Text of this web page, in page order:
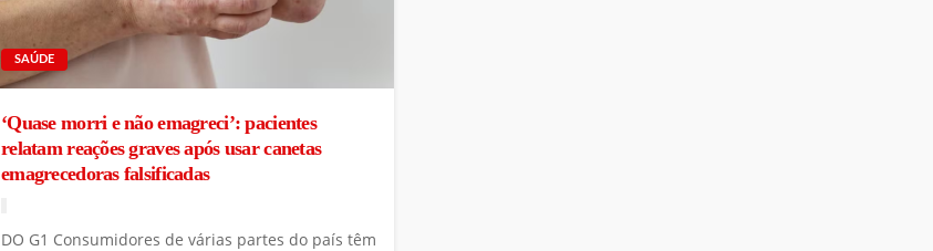
SAÚDE
‘Quase morri e não emagreci’: pacientes
relatam reações graves após usar canetas
emagrecedoras falsificadas
DO G1 Consumidores de várias partes do país têm